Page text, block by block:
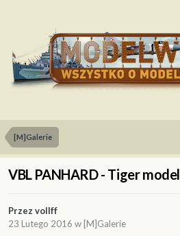
[M]Galerie
VBL PANHARD - Tiger model
Przez vollff
23 Lutego 2016 w [M]Galerie